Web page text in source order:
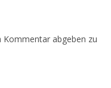
Kommentar abgeben zu